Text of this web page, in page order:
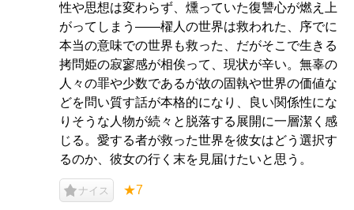
性や思想は変わらず、燻っていた復讐心が燃え上
がってしまう――櫂人の世界は救われた、序でに
本当の意味での世界も救った、だがそこで生きる
拷問姫の寂寥感が相俟って、現状が辛い。無辜の
人々の罪や少数であるが故の固執や世界の価値な
どを問い質す話が本格的になり、良い関係性にな
りそうな人物が続々と脱落する展開に一層潔く感
じる。愛する者が救った世界を彼女はどう選択す
るのか、彼女の行く末を見届けたいと思う。
ナイス ★7